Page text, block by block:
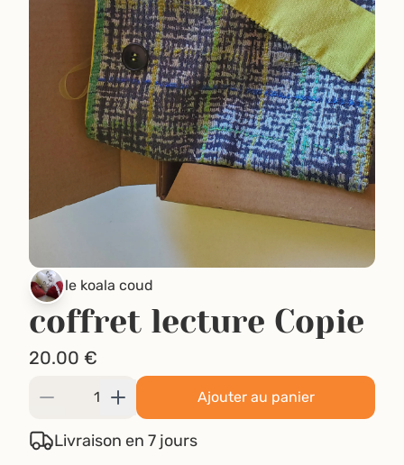
le koala coud
coffret lecture Copie
20.00 €
Ajouter au panier
Livraison en 7 jours